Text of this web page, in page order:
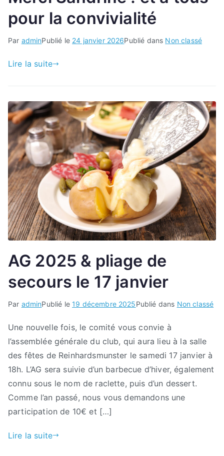
pour la convivialité
Par adminPublié le 24 janvier 2026Publié dans Non classé
Lire la suite
AG 2025 & pliage de
secours le 17 janvier
Par adminPublié le19 décembre 2025Publié dans Non classé
Une nouvelle fois, le comité vous convie à
l’assemblée générale du club, qui aura lieu à la salle
des fêtes de Reinhardsmunster le samedi 17 janvier à
18h. L’AG sera suivie d’un barbecue d’hiver, également
connu sous le nom de raclette, puis d’un dessert.
Comme l’an passé, nous vous demandons une
participation de 10€ et […]
Lire la suite